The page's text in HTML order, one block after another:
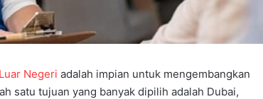
Negeri adalah impian untuk mengembangkan
satu tujuan yang banyak dipilih adalah Dubai,